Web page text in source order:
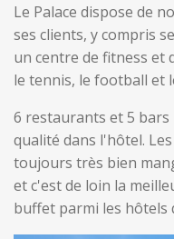
Le Palace dispose de
ses clients, y compris
un centre de fitness et
le tennis, le football et
6 restaurants et 5
qualité dans l'hôtel.
toujours très bien
et c'est de loin la
buffet parmi les hôtels